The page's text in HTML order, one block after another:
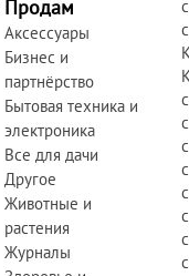
Продам
Аксессуары
Бизнес и
партнёрство
Бытовая техника и
электроника
Все для дачи
Другое
Животные и
растения
Журналы